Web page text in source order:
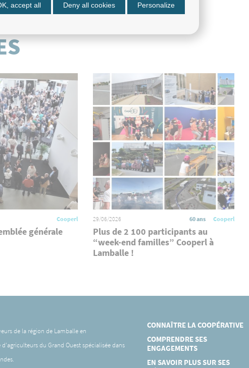
Cooperl
générale
29/06/2026 60 ans Cooperl
Plus de 2 100 participants au
“week-end familles” Cooperl à
Lamballe !
de la région de Lamballe en
du Grand Ouest spécialisée dans
CONNAÎTRE LA COOPÉRATIVE
COMPRENDRE SES
ENGAGEMENTS
EN SAVOIR PLUS SUR SES
accept all Deny all cookies Personalize